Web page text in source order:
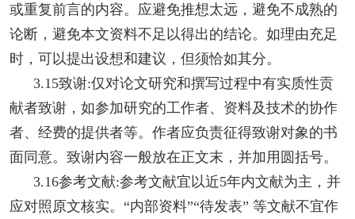
或重复前言的内容。应避免推想太远，避免不成熟的
论断，避免本文资料不足以得出的结论。如理由充足
时，可以提出设想和建议，但须恰如其分。
3.15致谢:仅对论文研究和撰写过程中有实质性贡
献者致谢，如参加研究的工作者、资料及技术的协作
者、经费的提供者等。作者应负责征得致谢对象的书
面同意。致谢内容一般放在正文末，并加用圆括号。
3.16参考文献:参考文献宜以近5年内文献为主，并
应对照原文核实。“内部资料”“待发表” 等文献不宜作